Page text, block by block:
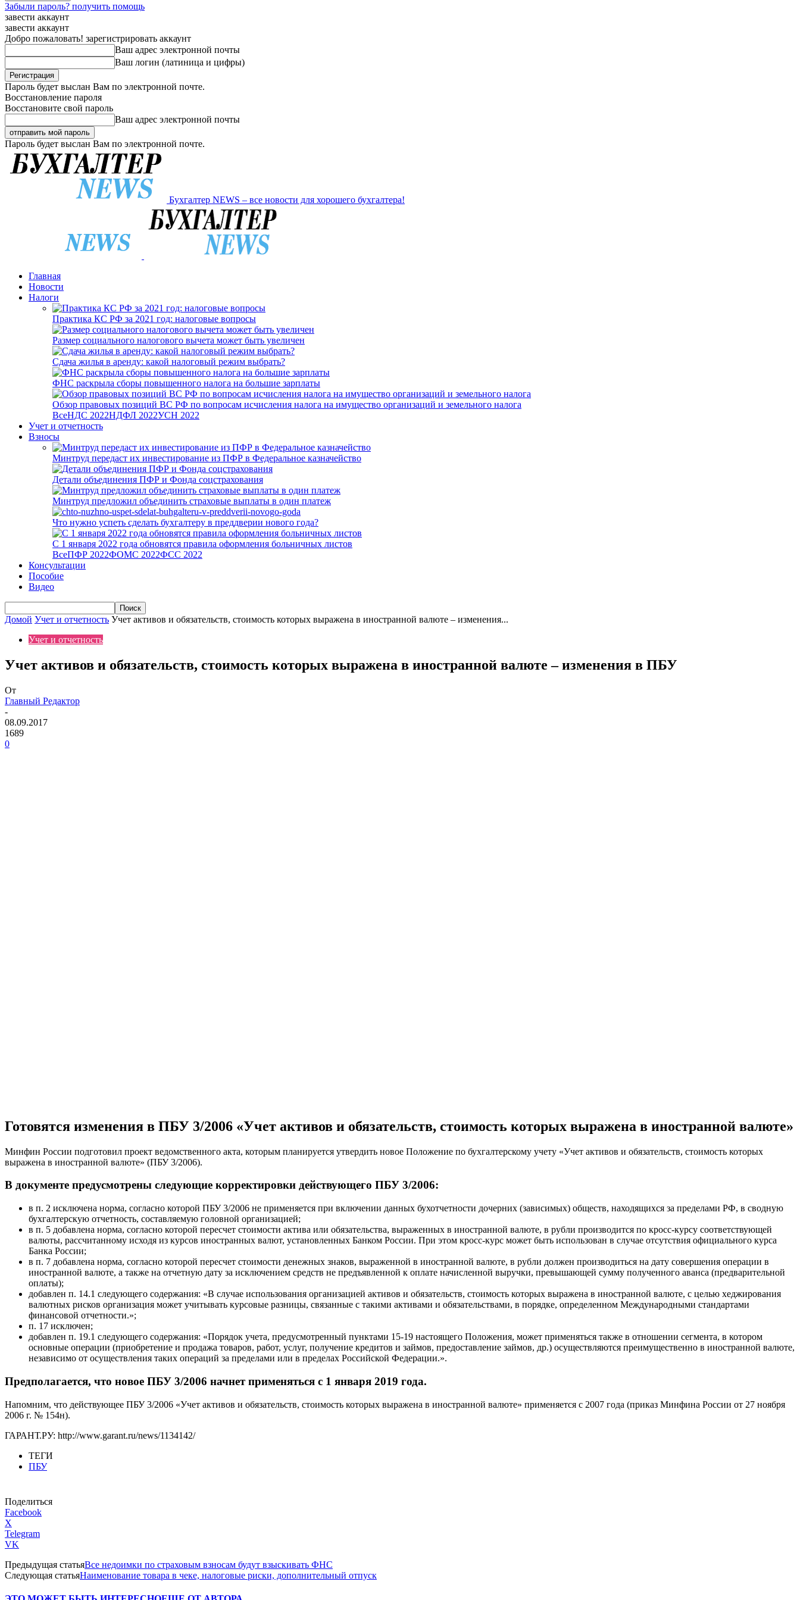
Забыли пароль? получить помощь
завести аккаунт
завести аккаунт
Добро пожаловать! зарегистрировать аккаунт
Ваш адрес электронной почты
Ваш логин (латиница и цифры)
Пароль будет выслан Вам по электронной почте.
Восстановление пароля
Восстановите свой пароль
Ваш адрес электронной почты
Пароль будет выслан Вам по электронной почте.
Бухгалтер NEWS – все новости для хорошего бухгалтера!
Главная
Новости
Налоги
Практика КС РФ за 2021 год: налоговые вопросы
Размер социального налогового вычета может быть увеличен
Сдача жилья в аренду: какой налоговый режим выбрать?
ФНС раскрыла сборы повышенного налога на большие зарплаты
Обзор правовых позиций ВС РФ по вопросам исчисления налога на имущество организаций и земельного налога
ВсеНДС 2022НДФЛ 2022УСН 2022
Учет и отчетность
Взносы
Минтруд передаст их инвестирование из ПФР в Федеральное казначейство
Детали объединения ПФР и Фонда соцстрахования
Минтруд предложил объединить страховые выплаты в один платеж
Что нужно успеть сделать бухгалтеру в преддверии нового года?
С 1 января 2022 года обновятся правила оформления больничных листов
ВсеПФР 2022ФОМС 2022ФСС 2022
Консультации
Пособие
Видео
Домой Учет и отчетность Учет активов и обязательств, стоимость которых выражена в иностранной валюте – изменения...
Учет и отчетность
Учет активов и обязательств, стоимость которых выражена в иностранной валюте – изменения в ПБУ
От
Главный Редактор
-
08.09.2017
1689
0
Готовятся изменения в ПБУ 3/2006 «Учет активов и обязательств, стоимость которых выражена в иностранной валюте»
Минфин России подготовил проект ведомственного акта, которым планируется утвердить новое Положение по бухгалтерскому учету «Учет активов и обязательств, стоимость которых
выражена в иностранной валюте» (ПБУ 3/2006).
В документе предусмотрены следующие корректировки действующего ПБУ 3/2006:
в п. 2 исключена норма, согласно которой ПБУ 3/2006 не применяется при включении данных бухотчетности дочерних (зависимых) обществ, находящихся за пределами РФ, в сводную
бухгалтерскую отчетность, составляемую головной организацией;
в п. 5 добавлена норма, согласно которой пересчет стоимости актива или обязательства, выраженных в иностранной валюте, в рубли производится по кросс-курсу соответствующей
валюты, рассчитанному исходя из курсов иностранных валют, установленных Банком России. При этом кросс-курс может быть использован в случае отсутствия официального курса
Банка России;
в п. 7 добавлена норма, согласно которой пересчет стоимости денежных знаков, выраженной в иностранной валюте, в рубли должен производиться на дату совершения операции в
иностранной валюте, а также на отчетную дату за исключением средств не предъявленной к оплате начисленной выручки, превышающей сумму полученного аванса (предварительной
оплаты);
добавлен п. 14.1 следующего содержания: «В случае использования организацией активов и обязательств, стоимость которых выражена в иностранной валюте, с целью хеджирования
валютных рисков организация может учитывать курсовые разницы, связанные с такими активами и обязательствами, в порядке, определенном Международными стандартами
финансовой отчетности.»;
п. 17 исключен;
добавлен п. 19.1 следующего содержания: «Порядок учета, предусмотренный пунктами 15-19 настоящего Положения, может применяться также в отношении сегмента, в котором
основные операции (приобретение и продажа товаров, работ, услуг, получение кредитов и займов, предоставление займов, др.) осуществляются преимущественно в иностранной валюте,
независимо от осуществления таких операций за пределами или в пределах Российской Федерации.».
Предполагается, что новое ПБУ 3/2006 начнет применяться с 1 января 2019 года.
Напомним, что действующее ПБУ 3/2006 «Учет активов и обязательств, стоимость которых выражена в иностранной валюте» применяется с 2007 года (приказ Минфина России от 27 ноября
2006 г. № 154н).
ГАРАНТ.РУ: http://www.garant.ru/news/1134142/
ТЕГИ
ПБУ
Поделиться
Facebook
X
Telegram
VK
Предыдущая статьяВсе недоимки по страховым взносам будут взыскивать ФНС
Следующая статьяНаименование товара в чеке, налоговые риски, дополнительный отпуск